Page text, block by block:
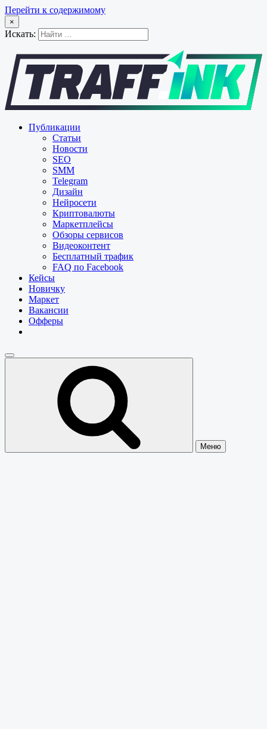
Перейти к содержимому
×
Искать:
Публикации
Статьи
Новости
SEO
SMM
Telegram
Дизайн
Нейросети
Криптовалюты
Маркетплейсы
Обзоры сервисов
Видеоконтент
Бесплатный трафик
FAQ по Facebook
Кейсы
Новичку
Маркет
Вакансии
Офферы
Меню